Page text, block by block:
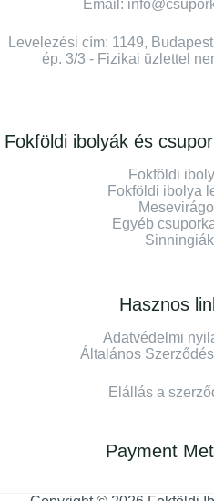
Email:
Levelezési cím: 1149,
ép. 3/3 - Fizikai üzlettel
Fokföldi ibolyák és
Fokföldi
Fokföldi ibolya
Egyéb
Sinningiák
Hasznos
Adatvédelmi
Általános
Elállás a
Payment